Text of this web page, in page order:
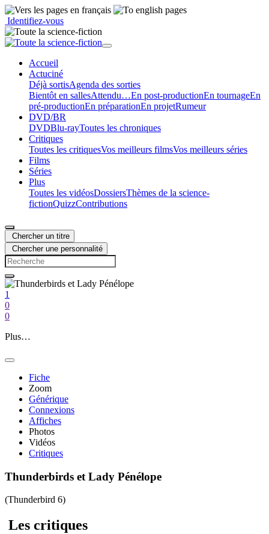
Identifiez-vous
Accueil
Actuciné
Déjà sortisAgenda des sorties
Bientôt en sallesAttendu…En post-productionEn tournageEn
pré-productionEn préparationEn projetRumeur
DVD/BR
DVDBlu-rayToutes les chroniques
Critiques
Toutes les critiquesVos meilleurs filmsVos meilleurs séries
Films
Séries
Plus
Toutes les vidéosDossiersThèmes de la science-
fictionQuizzContributions
Chercher un titre
Chercher une personnalité
1
0
0
Plus…
Fiche
Zoom
Générique
Connexions
Affiches
Photos
Vidéos
Critiques
Thunderbirds et Lady Pénélope
(Thunderbird 6)
Les critiques